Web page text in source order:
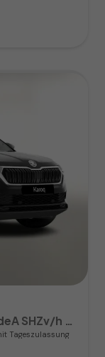
Tageszulassung